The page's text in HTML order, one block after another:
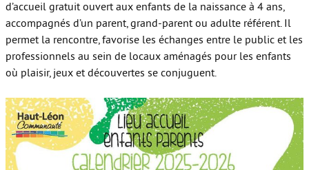
d’accueil gratuit ouvert aux enfants de la naissance à 4 ans,
accompagnés d’un parent, grand-parent ou adulte référent. Il
permet la rencontre, favorise les échanges entre le public et les
professionnels au sein de locaux aménagés pour les enfants
où plaisir, jeux et découvertes se conjuguent.